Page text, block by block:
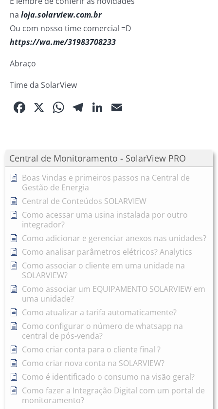
Central de Monitoramento - SolarView PRO
Boas Vindas e primeiros passos na Central de
Gestão de Energia
Central de Conteúdos SOLARVIEW
Como acessar uma usina instalada por outro
integrador?
Como adicionar e gerenciar anexos nas unidades?
Como analisar parâmetros elétricos? Analytics
Como associar o cliente em uma unidade na
SOLARVIEW?
Como associar um EQUIPAMENTO SOLARVIEW em
uma unidade?
Como atualizar a tarifa automaticamente?
Como configurar o número de whatsapp na
central de pós-venda?
Como criar conta para o cliente final ?
Como criar nova conta na SOLARVIEW?
Como é identificado o consumo na visão geral?
Como fazer a Integração Digital com um portal de
monitoramento?
na loja.solarview.com.br
Ou com nosso time comercial =D
https://wa.me/31983708233
Abraço
Time da SolarView
Facebook
X WhatsApp
Telegram
LinkedIn